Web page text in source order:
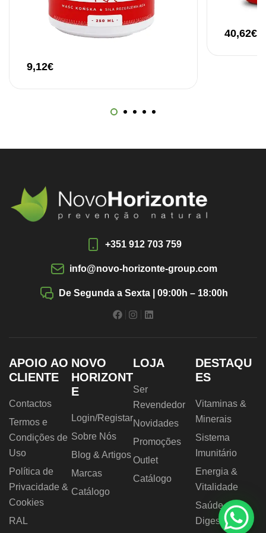
9,12€
40,62€
+351 912 703 759
info@novo-horizonte-group.com
De Segunda a Sexta | 09:00h – 18:00h
APOIO AO
CLIENTE
Contactos
Termos e
Condições de
Uso
Política de
Privacidade &
Cookies
RAL
NOVO
HORIZONT
E
Login/Registar
Sobre Nós
Blog & Artigos
Marcas
Catálogo
LOJA
Ser
Revendedor
Novidades
Promoções
Outlet
Catálogo
DESTAQU
ES
Vitaminas &
Minerais
Sistema
Imunitário
Energia &
Vitalidade
Saúde
Digestiva